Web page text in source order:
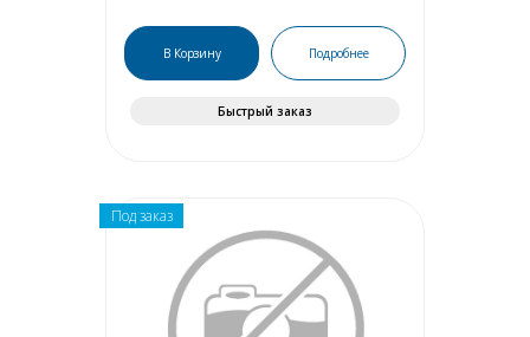
В Корзину Подробнее
Быстрый заказ
Под заказ